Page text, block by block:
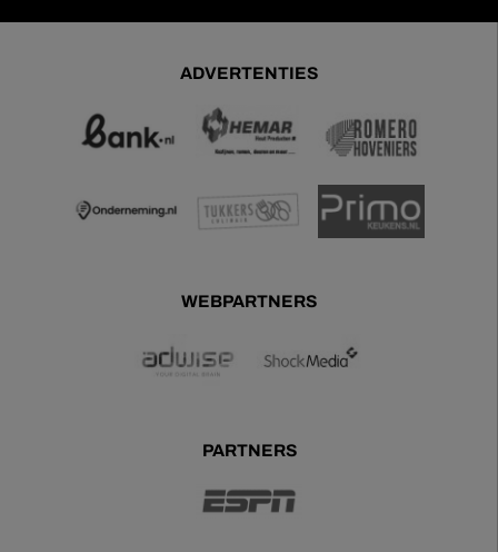
ADVERTENTIES
WEBPARTNERS
PARTNERS